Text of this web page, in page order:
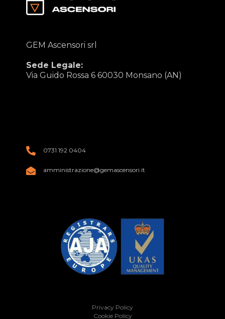
GEM Ascensori srl
Sede Legale:
Via Guido Rossa 6 60030 Monsano (AN)
0731 192 0404
amministrazione@gemascensori.it
Privacy Policy
Cookie Policy